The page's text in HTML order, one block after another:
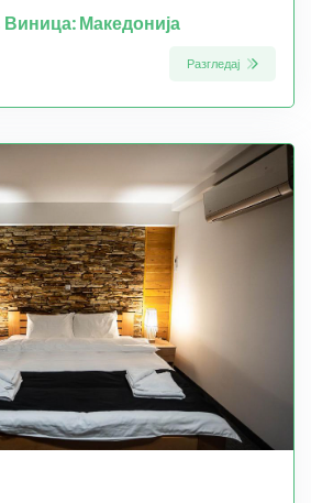
Македонија
Разгледај